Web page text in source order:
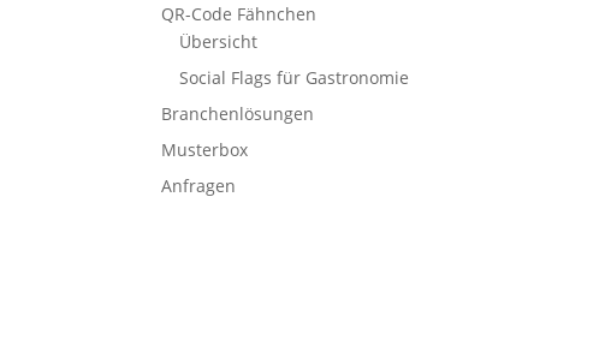
QR-Code Fähnchen
Übersicht
Social Flags für Gastronomie
Branchenlösungen
Musterbox
Anfragen